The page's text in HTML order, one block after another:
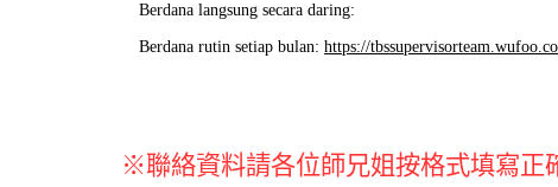
Berdana langsung secara daring:
Berdana rutin setiap bulan: https://
※聯絡資料請各位師兄姐按格式填寫正